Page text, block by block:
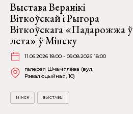
Выстава Веранікі
Віткоўскай і Рыгора
Віткоўскага «Падарожжа ў
лета» ў Мінску
11.06.2026 18:00 - 09.08.2026 18:00
галерэя Шчамялёва (вул.
Рэвалюцыйная, 10)
МІНСК ВЫСТАВЫ